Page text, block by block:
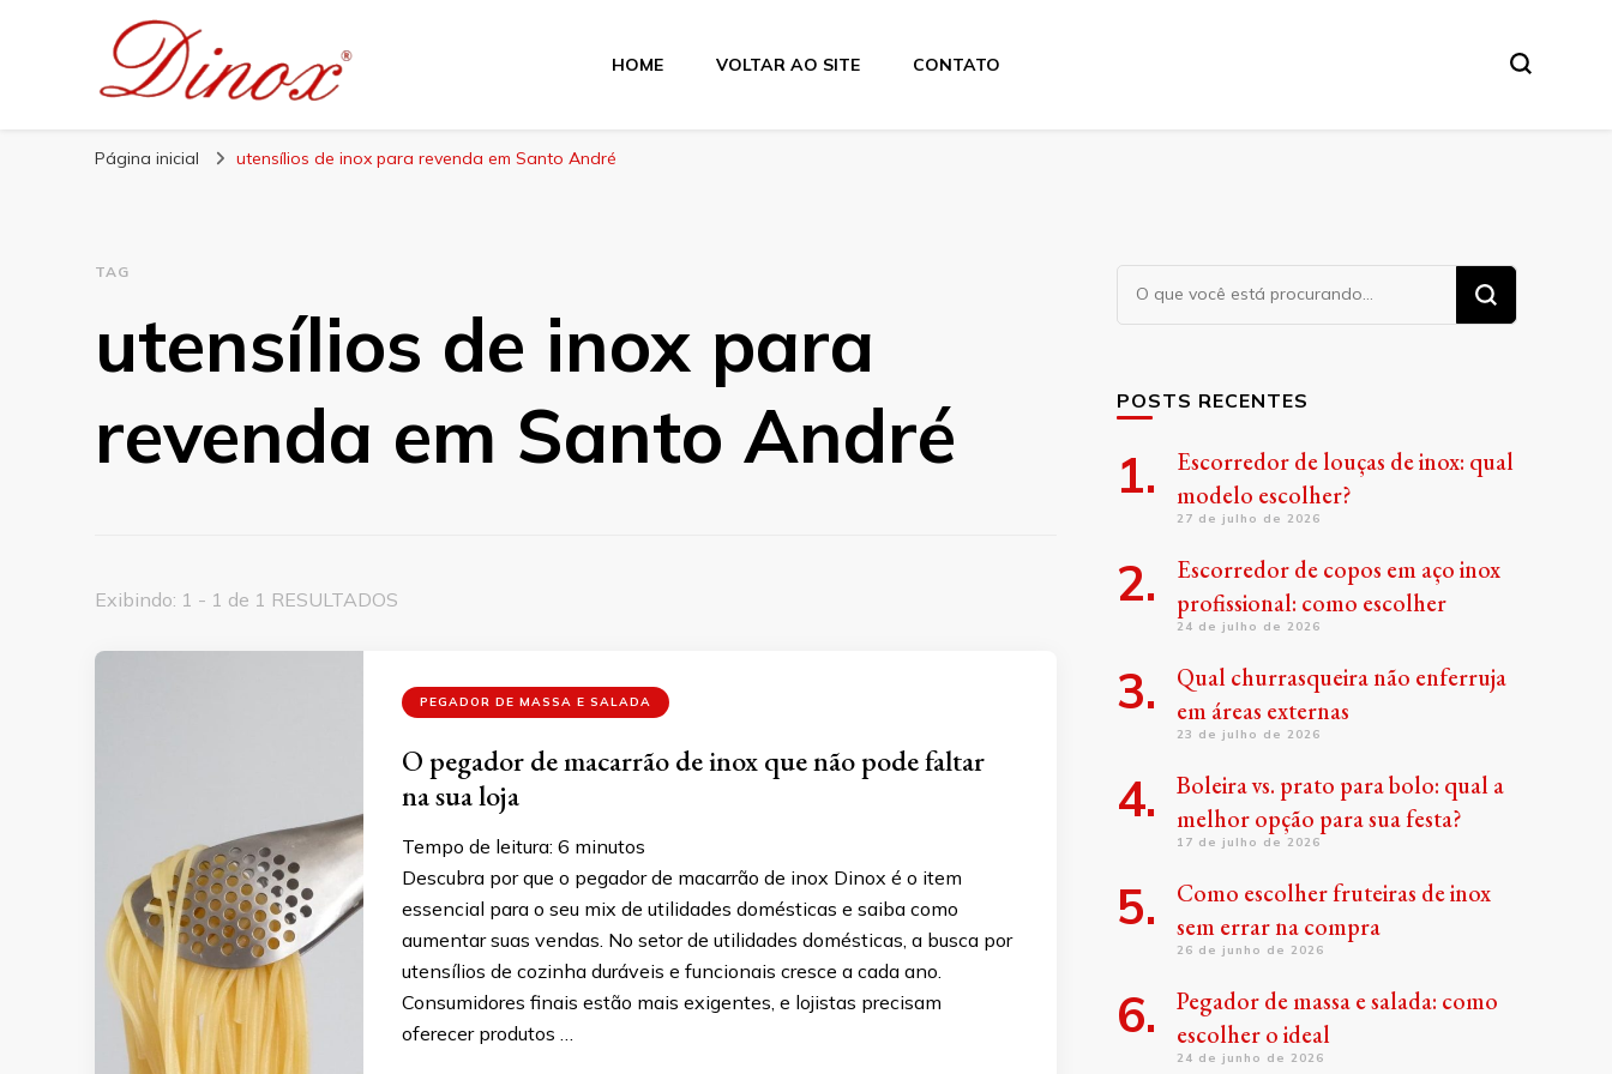
Blog Dinox
HOME VOLTAR AO SITE CONTATO
Página inicial utensílios de inox para revenda em Santo André
TAG
utensílios de inox para
revenda em Santo André
Exibindo: 1 - 1 de 1 RESULTADOS
PEGADOR DE MASSA E SALADA
O pegador de macarrão de inox que não pode faltar
na sua loja
Tempo de leitura: 6 minutos
Descubra por que o pegador de macarrão de inox Dinox é o item
essencial para o seu mix de utilidades domésticas e saiba como
aumentar suas vendas. No setor de utilidades domésticas, a busca por
utensílios de cozinha duráveis e funcionais cresce a cada ano.
Consumidores finais estão mais exigentes, e lojistas precisam
oferecer produtos …
Procurando
algo?
POSTS RECENTES
Escorredor de louças de inox: qual
modelo escolher?
27 de julho de 2026
Escorredor de copos em aço inox
profissional: como escolher
24 de julho de 2026
Qual churrasqueira não enferruja
em áreas externas
23 de julho de 2026
Boleira vs. prato para bolo: qual a
melhor opção para sua festa?
17 de julho de 2026
Como escolher fruteiras de inox
sem errar na compra
26 de junho de 2026
Pegador de massa e salada: como
escolher o ideal
24 de junho de 2026